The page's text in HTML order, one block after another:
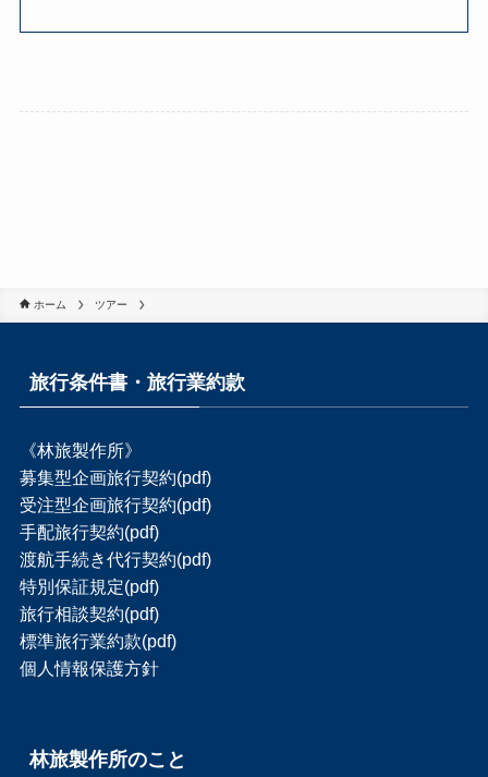
ホーム ツアー
旅行条件書・旅行業約款
《林旅製作所》
募集型企画旅行契約(pdf)
受注型企画旅行契約(pdf)
手配旅行契約(pdf)
渡航手続き代行契約(pdf)
特別保証規定(pdf)
旅行相談契約(pdf)
標準旅行業約款(pdf)
個人情報保護方針
林旅製作所のこと